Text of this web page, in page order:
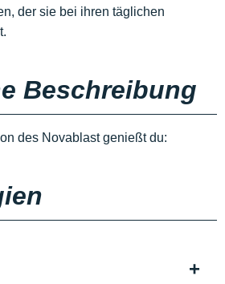
der sie bei ihren täglichen
Beschreibung
des Novablast genießt du: